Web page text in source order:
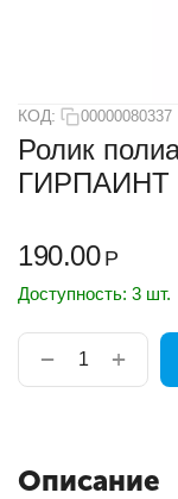
КОД: 00000080337
Ролик
ГИРПАИНТ
190.00 Р
Доступность: 3 шт.
+
−
Описание